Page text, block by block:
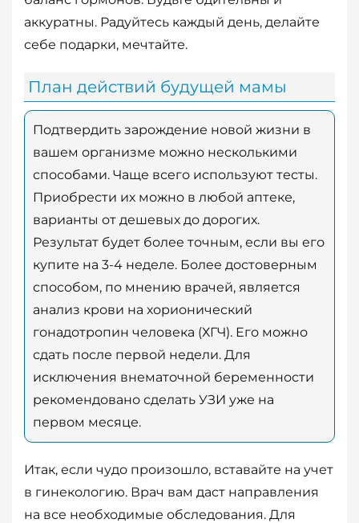
аккуратны. Радуйтесь каждый день, делайте
себе подарки, мечтайте.
План действий будущей мамы
Подтвердить зарождение новой жизни в
вашем организме можно несколькими
способами. Чаще всего используют тесты.
Приобрести их можно в любой аптеке,
варианты от дешевых до дорогих.
Результат будет более точным, если вы его
купите на 3-4 неделе. Более достоверным
способом, по мнению врачей, является
анализ крови на хорионический
гонадотропин человека (ХГЧ). Его можно
сдать после первой недели. Для
исключения внематочной беременности
рекомендовано сделать УЗИ уже на
первом месяце.
Итак, если чудо произошло, вставайте на учет
в гинекологию. Врач вам даст направления
на все необходимые обследования. Для